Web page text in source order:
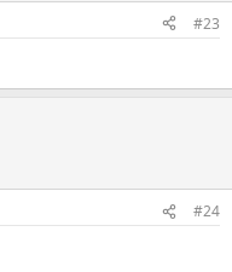
#23
#24